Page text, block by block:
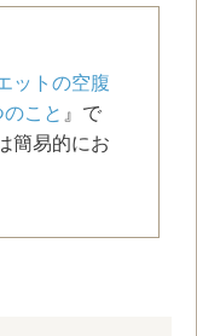
ットの空腹
こと 』で
簡易的にお